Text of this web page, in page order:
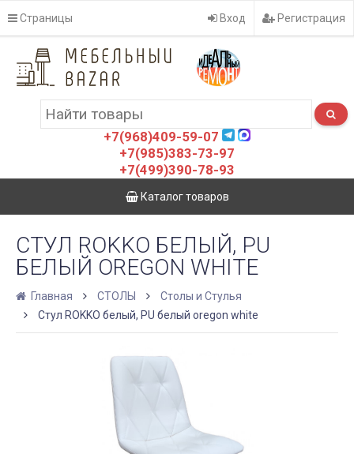
Страницы Вход Регистрация
+7(968)409-59-07
+7(985)383-73-97
+7(499)390-78-93
Каталог товаров
СТУЛ ROKKO БЕЛЫЙ, PU
БЕЛЫЙ OREGON WHITE
Главная СТОЛЫ
Столы и Стулья
Стул ROKKO белый, PU белый oregon white